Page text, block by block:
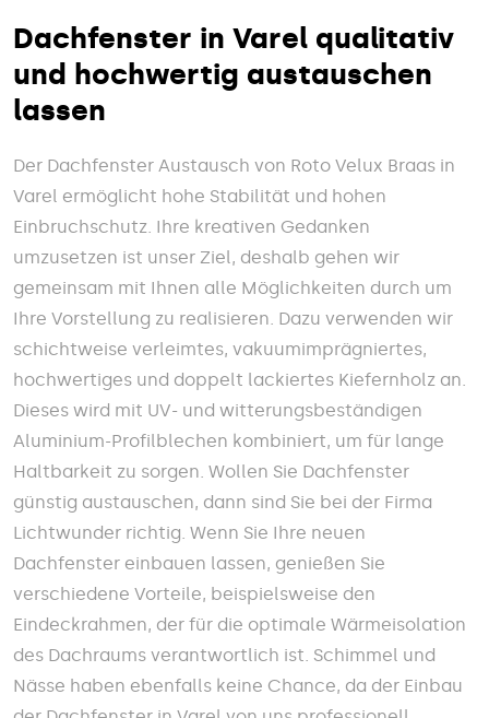
Dachfenster in Varel qualitativ
und hochwertig austauschen
lassen
Der Dachfenster Austausch von Roto Velux Braas in
Varel ermöglicht hohe Stabilität und hohen
Einbruchschutz. Ihre kreativen Gedanken
umzusetzen ist unser Ziel, deshalb gehen wir
gemeinsam mit Ihnen alle Möglichkeiten durch um
Ihre Vorstellung zu realisieren. Dazu verwenden wir
schichtweise verleimtes, vakuumimprägniertes,
hochwertiges und doppelt lackiertes Kiefernholz an.
Dieses wird mit UV- und witterungsbeständigen
Aluminium-Profilblechen kombiniert, um für lange
Haltbarkeit zu sorgen. Wollen Sie Dachfenster
günstig austauschen, dann sind Sie bei der Firma
Lichtwunder richtig. Wenn Sie Ihre neuen
Dachfenster einbauen lassen, genießen Sie
verschiedene Vorteile, beispielsweise den
Eindeckrahmen, der für die optimale Wärmeisolation
des Dachraums verantwortlich ist. Schimmel und
Nässe haben ebenfalls keine Chance, da der Einbau